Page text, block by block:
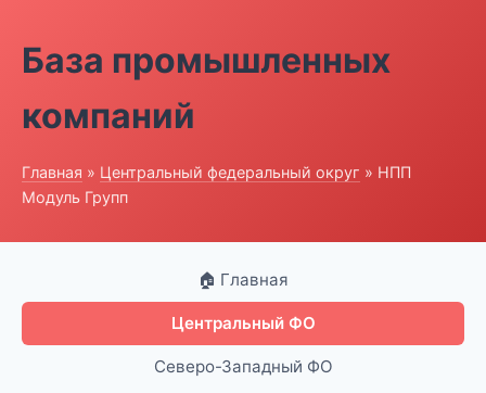
База промышленных
компаний
Главная » Центральный федеральный округ » НПП
Модуль Групп
🏠 Главная
Центральный ФО
Северо-Западный ФО